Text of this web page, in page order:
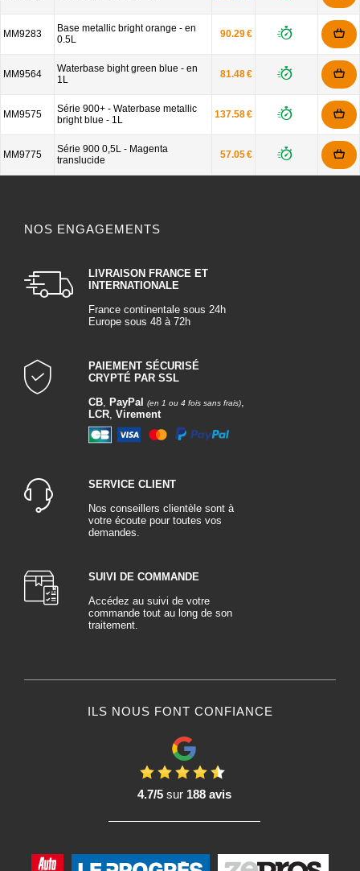
MM9283
Base metallic bright orange - en
0.5L
90.29 €
MM9564
Waterbase bight green blue - en
1L
81.48 €
MM9575
Série 900+ - Waterbase metallic
bright blue - 1L
137.58 €
MM9775
Série 900 0,5L - Magenta
translucide
57.05 €
NOS ENGAGEMENTS
LIVRAISON FRANCE ET
INTERNATIONALE
France continentale sous 24h
Europe sous 48 à 72h
PAIEMENT SÉCURISÉ
CRYPTÉ PAR SSL
CB, PayPal (en 1 ou 4 fois sans frais),
LCR, Virement
SERVICE CLIENT
Nos conseillers clientèle sont à
votre écoute pour toutes vos
demandes.
SUIVI DE COMMANDE
Accédez au suivi de votre
commande tout au long de son
traitement.
ILS NOUS FONT CONFIANCE
4.7/5sur 188 avis